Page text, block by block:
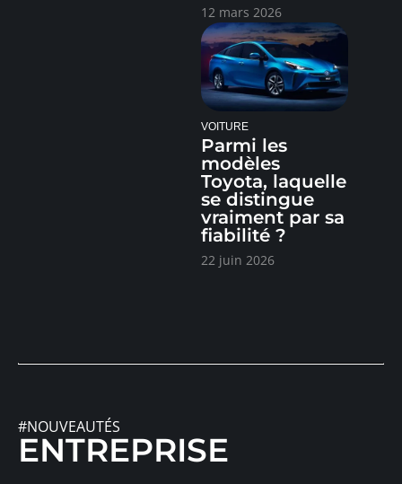
12 mars 2026
VOITURE
Parmi les
modèles
Toyota, laquelle
se distingue
vraiment par sa
fiabilité ?
22 juin 2026
#NOUVEAUTÉS
ENTREPRISE